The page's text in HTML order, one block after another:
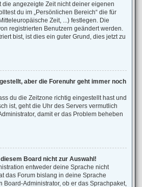
die angezeigte Zeit nicht deiner eigenen
du im „Persönlichen Bereich“ die für
Zeit, ...) festlegen. Die
registrierten Benutzern geändert werden.
bist, ist dies ein guter Grund, dies jetzt zu
aber die Forenuhr geht immer noch
du die Zeitzone richtig eingestellt hast und
ist, geht die Uhr des Servers vermutlich
damit er das Problem beheben
Board nicht zur Auswahl!
entweder deine Sprache nicht
das Forum bislang in deine Sprache
Board-Administrator, ob er das Sprachpaket,